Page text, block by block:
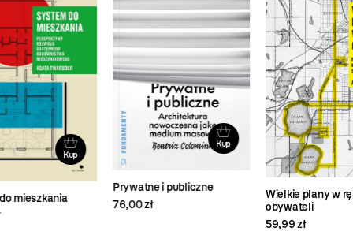
Prywatne i publiczne
76,00 zł
Kup
Wielkie plany w rękach